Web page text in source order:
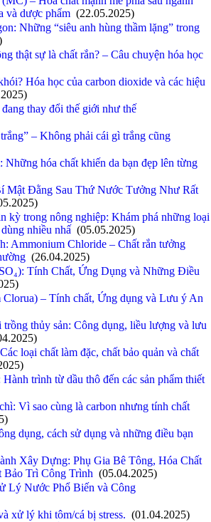
và dược phẩm (22.05.2025)
Những “siêu anh hùng thầm lặng” trong
thật sự là chất rắn? – Câu chuyện hóa học
Hóa học của carbon dioxide và các hiệu
thay đổi thế giới như thế
– Không phải cái gì trắng cũng
Những hóa chất khiến da bạn đẹp lên từng
Mật Đằng Sau Thứ Nước Tưởng Như Rất
kỳ trong nông nghiệp: Khám phá những loại
nhiều nhấ (05.05.2025)
Ammonium Chloride – Chất rắn tưởng
(26.04.2025)
Tính Chất, Ứng Dụng và Những Điều
– Tính chất, Ứng dụng và Lưu ý An
thủy sản: Công dụng, liều lượng và lưu
loại chất làm đặc, chất bảo quản và chất
trình từ dầu thô đến các sản phẩm thiết
Vì sao cùng là carbon nhưng tính chất
dụng, cách sử dụng và những điều bạn
Xây Dựng: Phụ Gia Bê Tông, Hóa Chất
Bảo Trì Công Trình (05.04.2025)
Lý Nước Phổ Biến và Công
xử lý khi tôm/cá bị stress. (01.04.2025)